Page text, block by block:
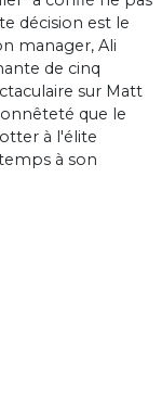
décision est le
manager, Ali
de cinq
sur Matt
que le
à l'élite
à son